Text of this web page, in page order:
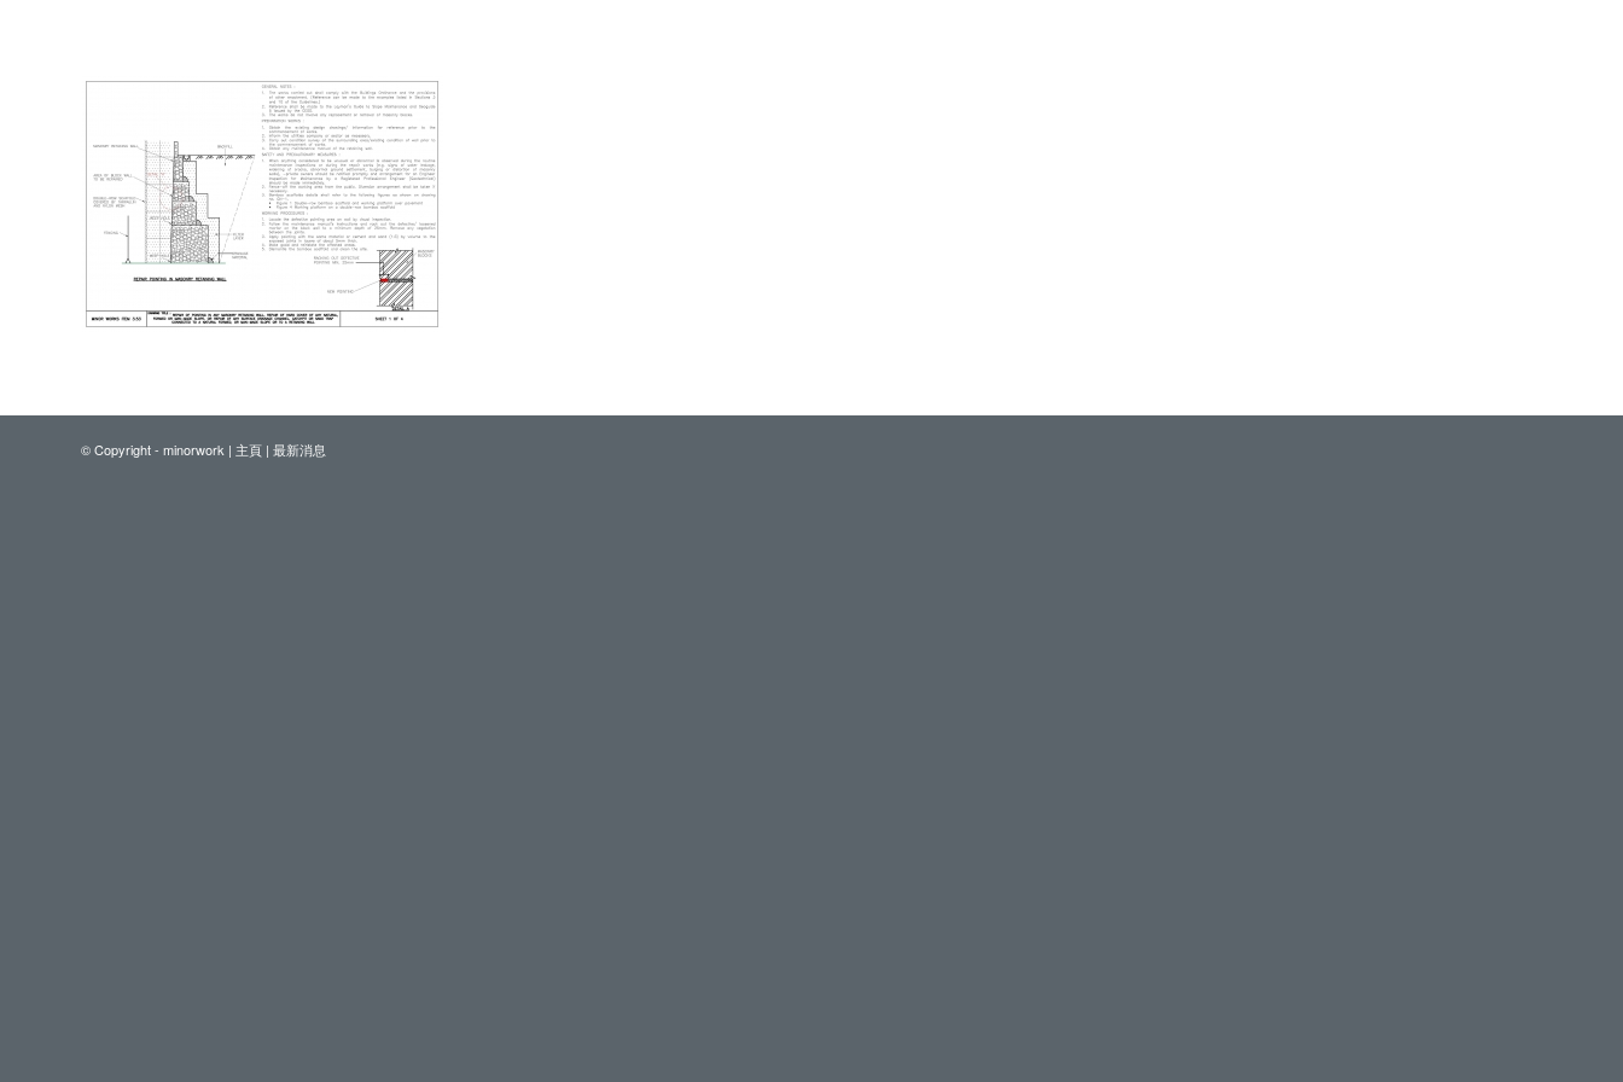
© Copyright - minorwork | 主頁 | 最新消息